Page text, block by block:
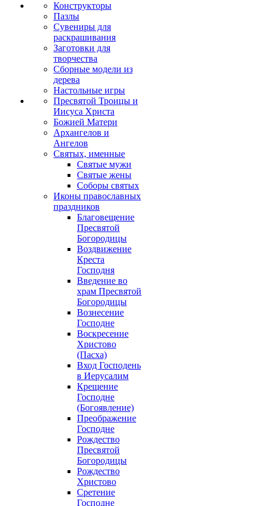
Конструкторы
Пазлы
Сувениры для
раскрашивания
Заготовки для
творчества
Сборные модели из
дерева
Настольные игры
Пресвятой Троицы и
Иисуса Христа
Божией Матери
Архангелов и
Ангелов
Святых, именные
Святые мужи
Святые жены
Соборы святых
Иконы православных
праздников
Благовещение
Пресвятой
Богородицы
Воздвижение
Креста
Господня
Введение во
храм Пресвятой
Богородицы
Вознесение
Господне
Воскресение
Христово
(Пасха)
Вход Господень
в Иерусалим
Крещение
Господне
(Богоявление)
Преображение
Господне
Рождество
Пресвятой
Богородицы
Рождество
Христово
Сретение
Господне